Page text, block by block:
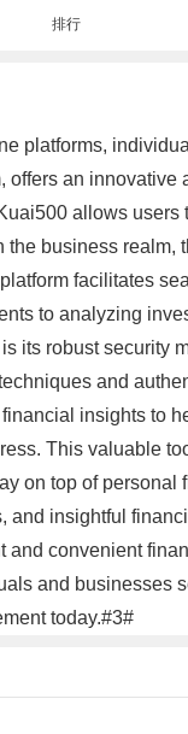
排行
platforms,
an innovative
allows users
business realm,
facilitates
to analyzing
its robust security
and
insights to
This valuable
on top of personal
and insightful
convenient
and businesses
today.#3#